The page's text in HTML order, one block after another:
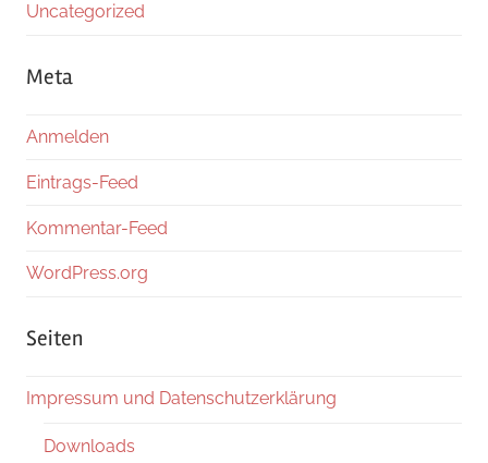
Uncategorized
Meta
Anmelden
Eintrags-Feed
Kommentar-Feed
WordPress.org
Seiten
Impressum und Datenschutzerklärung
Downloads